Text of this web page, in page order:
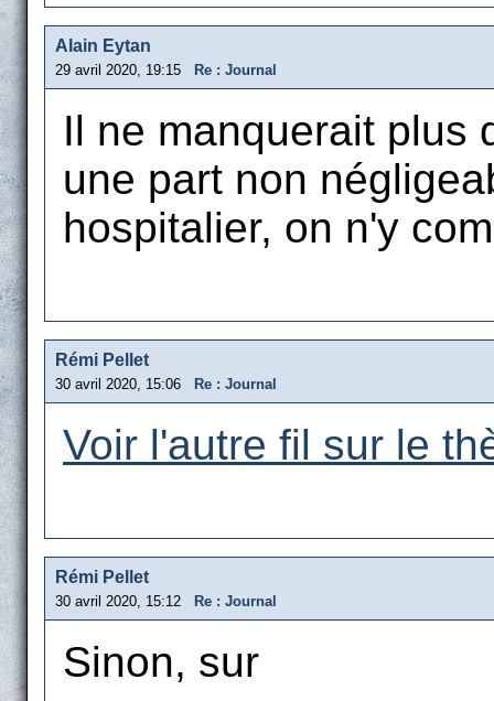
Alain Eytan
29 avril 2020, 19:15 Re : Journal
Il ne manquerait plus
une part non
hospitalier, on n'y
Rémi Pellet
30 avril 2020, 15:06 Re : Journal
Voir l'autre fil sur le
Rémi Pellet
30 avril 2020, 15:12 Re : Journal
Sinon, sur